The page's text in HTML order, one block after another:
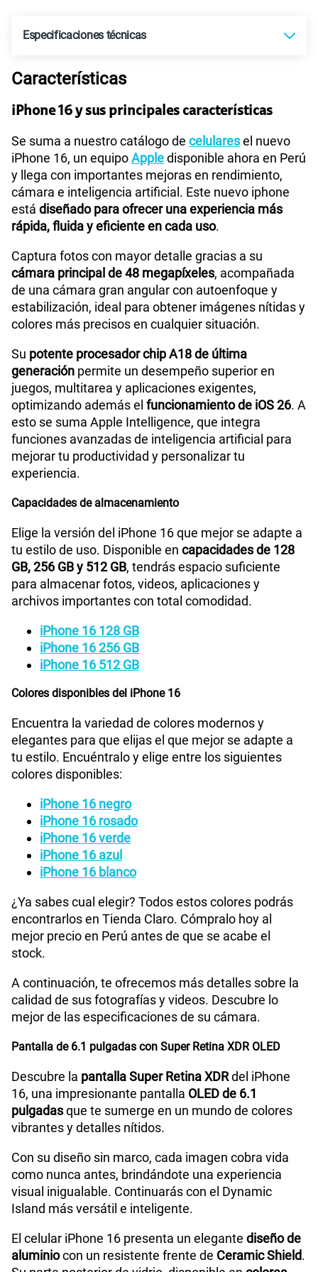
Paga solo S/159.90
Paga solo
185GBen alta velocidad
189.90
Paga solo
200GBen alta velocidad
Ver menos planes
Especificaciones técnicas
Tecnología de Pantalla
Sistema operativo iOS 18
Tamaño de Pantalla 6.1 pulgadas
Peso 170 g
Bluetooth Bluetooth 5.3
Cámara de fotos Principal Fusion de 48 MP
Cámara de fotos Frontal
Tipo de
Batería
Batería de iones de litio recargable
integrada
GPS
Reconocimiento Facial
Dimensión 147.6 mm x 71.6 mm x 7.80 mm
Carga
rápida
adaptador de 20 W o superior al usar un cable de carga
USB‑C, o con un adaptador de 30 W o superior al usar
Compatibilidad nano-SIM
Compatibilidad con eSIM
Características
iPhone 16 y sus principales características
Se suma a nuestro catálogo de celularesel nuevo
iPhone 16, un equipoAppledisponible ahora en Perú
y llega con importantes mejoras en rendimiento,
cámara e inteligencia artificial. Este nuevo iphone
está diseñado para ofrecer una experiencia más
rápida, fluida y eficiente en cada uso.
Captura fotos con mayor detalle gracias a su
cámara principal de 48 megapíxeles, acompañada
de una cámara gran angular con autoenfoque y
estabilización, ideal para obtener imágenes nítidas y
colores más precisos en cualquier situación.
Su potente procesador chip A18 de última
generación permite un desempeño superior en
juegos, multitarea y aplicaciones exigentes,
optimizando además el funcionamiento de iOS 26. A
esto se suma Apple Intelligence, que integra
funciones avanzadas de inteligencia artificial para
mejorar tu productividad y personalizar tu
experiencia.
Capacidades de almacenamiento
Elige la versión del iPhone 16 que mejor se adapte a
tu estilo de uso. Disponible en capacidades de 128
GB, 256 GB y 512 GB, tendrás espacio suficiente
para almacenar fotos, videos, aplicaciones y
archivos importantes con total comodidad.
iPhone 16 128 GB
iPhone 16 256 GB
iPhone 16 512 GB
Colores disponibles del iPhone 16
Encuentra la variedad de colores modernos y
elegantes para que elijas el que mejor se adapte a
tu estilo. Encuéntralo y elige entre los siguientes
colores disponibles:
iPhone 16 negro
iPhone 16 rosado
iPhone 16 verde
iPhone 16 azul
iPhone 16 blanco
¿Ya sabes cual elegir? Todos estos colores podrás
encontrarlos en Tienda Claro. Cómpralo hoy al
mejor precio en Perú antes de que se acabe el
stock.
A continuación, te ofrecemos más detalles sobre la
calidad de sus fotografías y videos. Descubre lo
mejor de las especificaciones de su cámara.
Pantalla de 6.1 pulgadas con Super Retina XDR OLED
Descubre la pantalla Super Retina XDRdel iPhone
16, una impresionante pantalla OLED de 6.1
pulgadasque te sumerge en un mundo de colores
vibrantes y detalles nítidos.
Con su diseño sin marco, cada imagen cobra vida
como nunca antes, brindándote una experiencia
visual inigualable. Continuarás con el Dynamic
Island más versátil e inteligente.
El celular iPhone 16 presenta un elegante diseño de
aluminiocon un resistente frente de Ceramic Shield.